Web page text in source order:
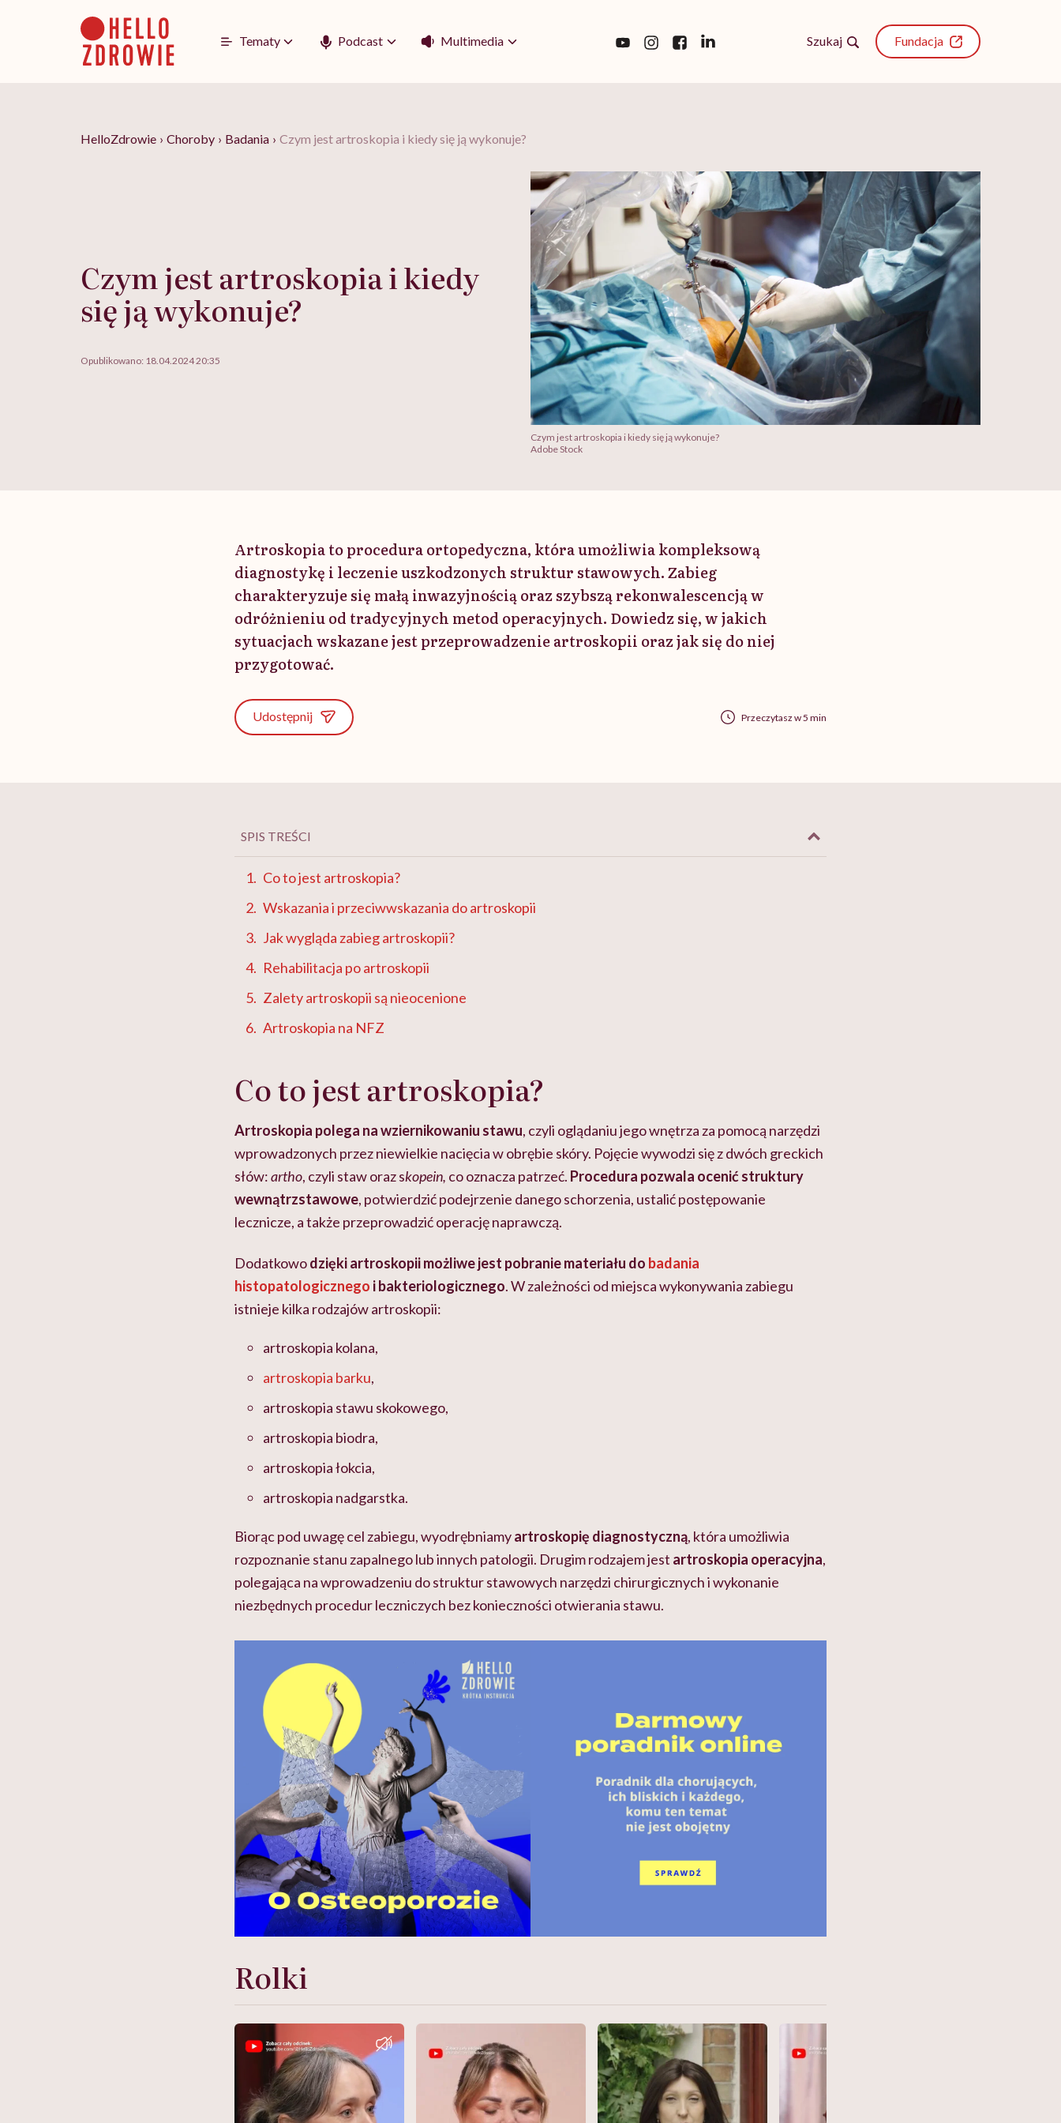
Tematy Podcast Multimedia Szukaj Fundacja
HelloZdrowie › Choroby › Badania › Czym jest artroskopia i kiedy się ją wykonuje?
Czym jest artroskopia i kiedy
się ją wykonuje?
Opublikowano: 18.04.2024 20:35
Czym jest artroskopia i kiedy się ją wykonuje?
Adobe Stock
Artroskopia to procedura ortopedyczna, która umożliwia kompleksową
diagnostykę i leczenie uszkodzonych struktur stawowych. Zabieg
charakteryzuje się małą inwazyjnością oraz szybszą rekonwalescencją w
odróżnieniu od tradycyjnych metod operacyjnych. Dowiedz się, w jakich
sytuacjach wskazane jest przeprowadzenie artroskopii oraz jak się do niej
przygotować.
Udostępnij Przeczytasz w 5 min
SPIS TREŚCI
Co to jest artroskopia?
Wskazania i przeciwwskazania do artroskopii
Jak wygląda zabieg artroskopii?
Rehabilitacja po artroskopii
Zalety artroskopii są nieocenione
Artroskopia na NFZ
Co to jest artroskopia?
Artroskopia polega na wziernikowaniu stawu, czyli oglądaniu jego wnętrza za pomocą narzędzi
wprowadzonych przez niewielkie nacięcia w obrębie skóry. Pojęcie wywodzi się z dwóch greckich
słów:artho, czyli staw oraz skopein, co oznacza patrzeć. Procedura pozwala ocenić struktury
wewnątrzstawowe, potwierdzić podejrzenie danego schorzenia, ustalić postępowanie
lecznicze, a także przeprowadzić operację naprawczą.
Dodatkowodzięki artroskopii możliwe jest pobranie materiału do badania
histopatologicznego i bakteriologicznego. W zależności od miejsca wykonywania zabiegu
istnieje kilka rodzajów artroskopii:
artroskopia kolana,
artroskopia barku,
artroskopia stawu skokowego,
artroskopia biodra,
artroskopia łokcia,
artroskopia nadgarstka.
Biorąc pod uwagę cel zabiegu, wyodrębniamyartroskopię diagnostyczną, która umożliwia
rozpoznanie stanu zapalnego lub innych patologii. Drugim rodzajem jest artroskopia operacyjna,
polegająca na wprowadzeniu do struktur stawowych narzędzi chirurgicznych i wykonanie
niezbędnych procedur leczniczych bez konieczności otwierania stawu.
Rolki